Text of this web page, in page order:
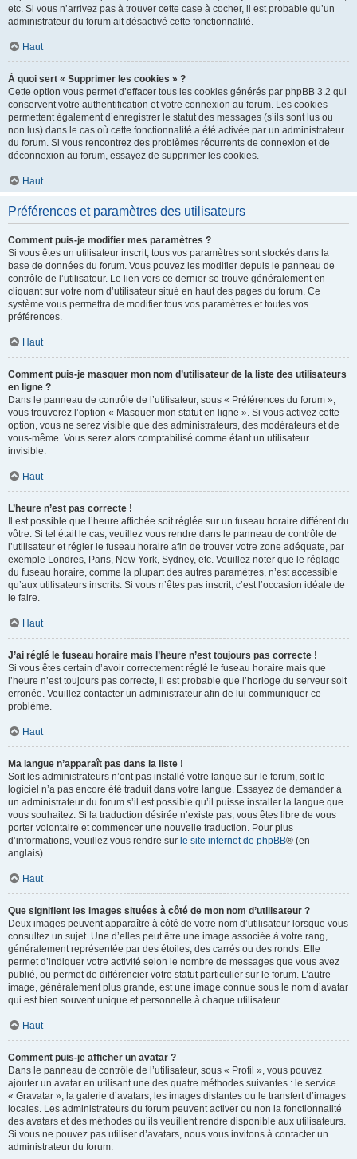
etc. Si vous n’arrivez pas à trouver cette case à cocher, il est probable qu’un
administrateur du forum ait désactivé cette fonctionnalité.
Haut
À quoi sert « Supprimer les cookies » ?
Cette option vous permet d’effacer tous les cookies générés par phpBB 3.2 qui
conservent votre authentification et votre connexion au forum. Les cookies
permettent également d’enregistrer le statut des messages (s’ils sont lus ou
non lus) dans le cas où cette fonctionnalité a été activée par un administrateur
du forum. Si vous rencontrez des problèmes récurrents de connexion et de
déconnexion au forum, essayez de supprimer les cookies.
Haut
Préférences et paramètres des utilisateurs
Comment puis-je modifier mes paramètres ?
Si vous êtes un utilisateur inscrit, tous vos paramètres sont stockés dans la
base de données du forum. Vous pouvez les modifier depuis le panneau de
contrôle de l’utilisateur. Le lien vers ce dernier se trouve généralement en
cliquant sur votre nom d’utilisateur situé en haut des pages du forum. Ce
système vous permettra de modifier tous vos paramètres et toutes vos
préférences.
Haut
Comment puis-je masquer mon nom d’utilisateur de la liste des utilisateurs
en ligne ?
Dans le panneau de contrôle de l’utilisateur, sous « Préférences du forum »,
vous trouverez l’option « Masquer mon statut en ligne ». Si vous activez cette
option, vous ne serez visible que des administrateurs, des modérateurs et de
vous-même. Vous serez alors comptabilisé comme étant un utilisateur
invisible.
Haut
L’heure n’est pas correcte !
Il est possible que l’heure affichée soit réglée sur un fuseau horaire différent du
vôtre. Si tel était le cas, veuillez vous rendre dans le panneau de contrôle de
l’utilisateur et régler le fuseau horaire afin de trouver votre zone adéquate, par
exemple Londres, Paris, New York, Sydney, etc. Veuillez noter que le réglage
du fuseau horaire, comme la plupart des autres paramètres, n’est accessible
qu’aux utilisateurs inscrits. Si vous n’êtes pas inscrit, c’est l’occasion idéale de
le faire.
Haut
J’ai réglé le fuseau horaire mais l’heure n’est toujours pas correcte !
Si vous êtes certain d’avoir correctement réglé le fuseau horaire mais que
l’heure n’est toujours pas correcte, il est probable que l’horloge du serveur soit
erronée. Veuillez contacter un administrateur afin de lui communiquer ce
problème.
Haut
Ma langue n’apparaît pas dans la liste !
Soit les administrateurs n’ont pas installé votre langue sur le forum, soit le
logiciel n’a pas encore été traduit dans votre langue. Essayez de demander à
un administrateur du forum s’il est possible qu’il puisse installer la langue que
vous souhaitez. Si la traduction désirée n’existe pas, vous êtes libre de vous
porter volontaire et commencer une nouvelle traduction. Pour plus
d’informations, veuillez vous rendre sur le site internet de phpBB® (en
anglais).
Haut
Que signifient les images situées à côté de mon nom d’utilisateur ?
Deux images peuvent apparaître à côté de votre nom d’utilisateur lorsque vous
consultez un sujet. Une d’elles peut être une image associée à votre rang,
généralement représentée par des étoiles, des carrés ou des ronds. Elle
permet d’indiquer votre activité selon le nombre de messages que vous avez
publié, ou permet de différencier votre statut particulier sur le forum. L’autre
image, généralement plus grande, est une image connue sous le nom d’avatar
qui est bien souvent unique et personnelle à chaque utilisateur.
Haut
Comment puis-je afficher un avatar ?
Dans le panneau de contrôle de l’utilisateur, sous « Profil », vous pouvez
ajouter un avatar en utilisant une des quatre méthodes suivantes : le service
« Gravatar », la galerie d’avatars, les images distantes ou le transfert d’images
locales. Les administrateurs du forum peuvent activer ou non la fonctionnalité
des avatars et des méthodes qu’ils veuillent rendre disponible aux utilisateurs.
Si vous ne pouvez pas utiliser d’avatars, nous vous invitons à contacter un
administrateur du forum.